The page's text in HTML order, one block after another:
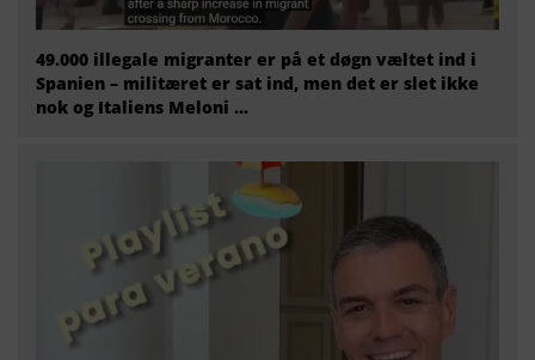
49.000 illegale migranter er på et døgn væltet ind i
Spanien – militæret er sat ind, men det er slet ikke
nok og Italiens Meloni ...